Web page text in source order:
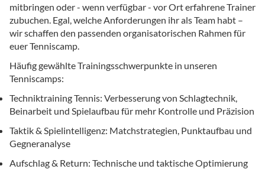
mitbringen oder - wenn verfügbar - vor Ort erfahrene Trainer
zubuchen. Egal, welche Anforderungen ihr als Team habt –
wir schaffen den passenden organisatorischen Rahmen für
euer Tenniscamp.
Häufig gewählte Trainingsschwerpunkte in unseren
Tenniscamps:
Techniktraining Tennis: Verbesserung von Schlagtechnik,
Beinarbeit und Spielaufbau für mehr Kontrolle und Präzision
Taktik & Spielintelligenz: Matchstrategien, Punktaufbau und
Gegneranalyse
Aufschlag & Return: Technische und taktische Optimierung